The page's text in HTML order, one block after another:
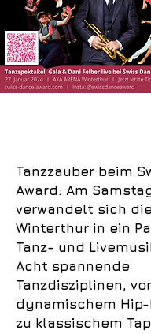
Tanzzauber beim
Award: Am
verwandelt sich die
Winterthur in ein
Tanz- und
Acht spannende
Tanzdisziplinen,
dynamischem
zu klassischem